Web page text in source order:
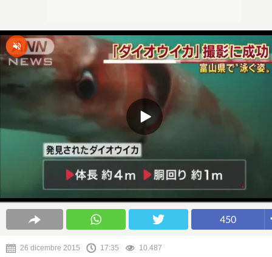
450
26 dicembre 2015 17:35 10.487